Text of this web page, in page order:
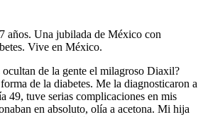
años. Una jubilada de México con
Vive en México.
de la gente el milagroso Diaxil?
de la diabetes. Me la diagnosticaron a
49, tuve serias complicaciones en mis
en absoluto, olía a acetona. Mi hija